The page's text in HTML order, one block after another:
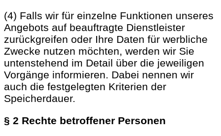
(4) Falls wir für einzelne Funktionen unseres
Angebots auf beauftragte Dienstleister
zurückgreifen oder Ihre Daten für werbliche
Zwecke nutzen möchten, werden wir Sie
untenstehend im Detail über die jeweiligen
Vorgänge informieren. Dabei nennen wir
auch die festgelegten Kriterien der
Speicherdauer.
§ 2 Rechte betroffener Personen